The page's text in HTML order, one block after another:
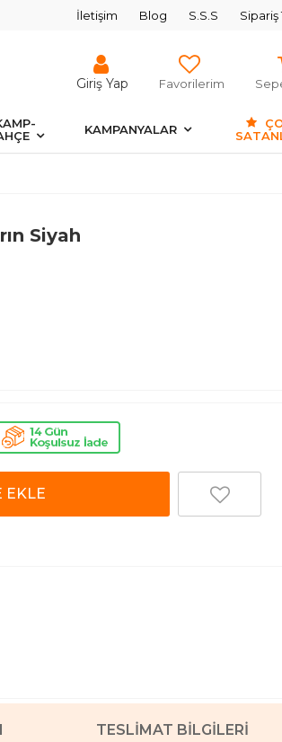
İletişim Blog S.S.S Sipariş
Giriş Yap Favorilerim
KAMPANYALAR
Siyah
EKLE
TESLIMAT BILGILERI